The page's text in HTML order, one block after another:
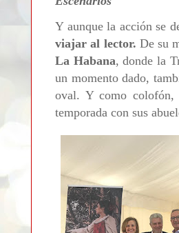
Y aunque la acción se
viajar al lector. De su
La Habana, donde la
un momento dado,
oval. Y como
temporada con sus